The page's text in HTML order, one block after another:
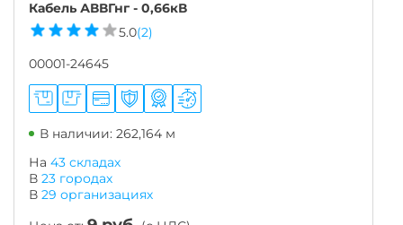
Кабель АВВГнг - 0,66кВ
5.0(2)
00001-24645
В наличии: 262,164 м
На 43 складах
В 23 городах
В 29 организациях